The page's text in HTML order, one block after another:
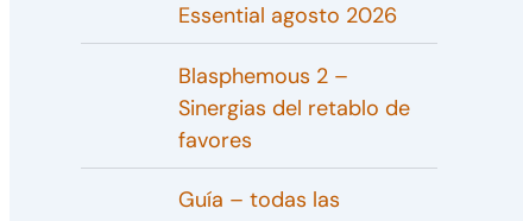
Essential agosto 2026
Blasphemous 2 –
Sinergias del retablo de
favores
Guía – todas las